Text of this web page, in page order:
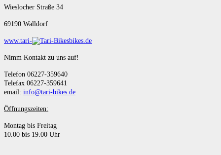
Wieslocher Straße 34
69190 Walldorf
www.tari- bikes.de
Nimm Kontakt zu uns auf!
Telefon 06227-359640
Telefax 06227-359641
email: info@tari-bikes.de
Öffnungszeiten:
Montag bis Freitag
10.00 bis 19.00 Uhr